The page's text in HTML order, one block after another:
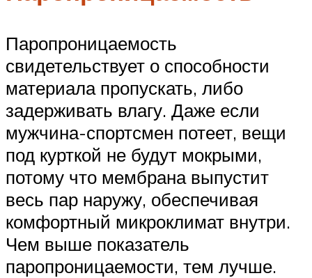
Паропроницаемость
свидетельствует о способности
материала пропускать, либо
задерживать влагу. Даже если
мужчина-спортсмен потеет, вещи
под курткой не будут мокрыми,
потому что мембрана выпустит
весь пар наружу, обеспечивая
комфортный микроклимат внутри.
Чем выше показатель
паропроницаемости, тем лучше.